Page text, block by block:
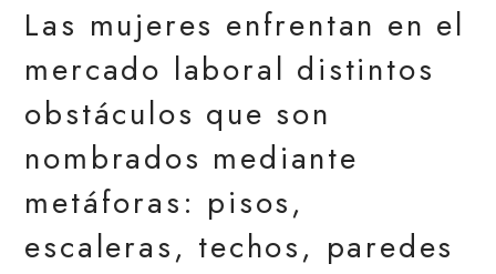
Las mujeres enfrentan en el
mercado laboral distintos
obstáculos que son
nombrados mediante
metáforas: pisos,
escaleras, techos, paredes